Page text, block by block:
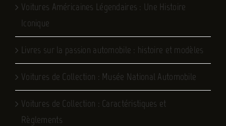
Voitures Américaines Légendaires : Une Histoire
Iconique
Livres sur la passion automobile : histoire et modèles
Voitures de Collection : Musée National Automobile
Voitures de Collection : Caractéristiques et
Règlements